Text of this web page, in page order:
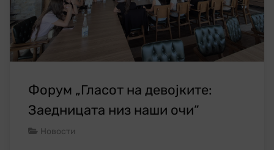
Форум „Гласот на девојките:
Заедницата низ наши очи“
Новости